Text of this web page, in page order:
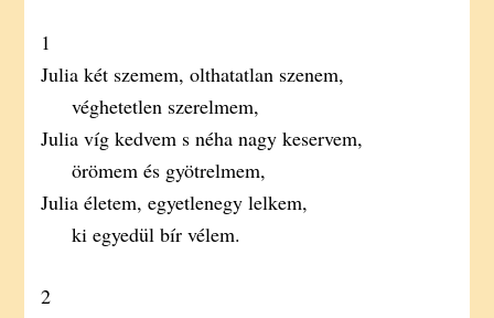
1
Julia két szemem, olthatatlan szenem,
véghetetlen szerelmem,
Julia víg kedvem s néha nagy keservem,
örömem és gyötrelmem,
Julia életem, egyetlenegy lelkem,
ki egyedül bír vélem.
2